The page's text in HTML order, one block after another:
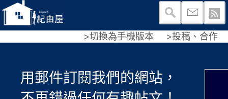
>切換為手機版本 >投稿、合作